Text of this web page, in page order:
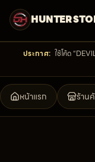
HUNTER
ประกาศ: ใช้โค้ด
หน้าแรก ร้าน